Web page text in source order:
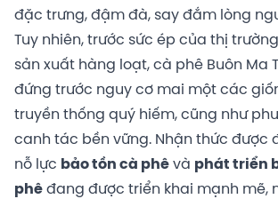
đặc trưng, đậm đà, say đắm lòng
Tuy nhiên, trước sức ép của thị
sản xuất hàng loạt, cà phê Buôn Ma
đứng trước nguy cơ mai một các
truyền thống quý hiếm, cũng như
canh tác bền vững. Nhận thức được
nỗ lực bảo tồn cà phê và phát triển
phê đang được triển khai mạnh mẽ,